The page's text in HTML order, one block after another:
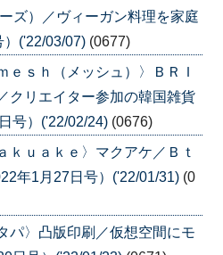
ズ）／ヴィーガン料理を家庭
('22/03/07) (0677)
ｓｈ（メッシュ）〉ＢＲＩ
クリエイター参加の韓国雑貨
号）('22/02/24) (0676)
ｕａｋｅ〉マクアケ／Ｂｔ
年1月27日号）('22/01/31) (0
パ〉凸版印刷／仮想空間にモ